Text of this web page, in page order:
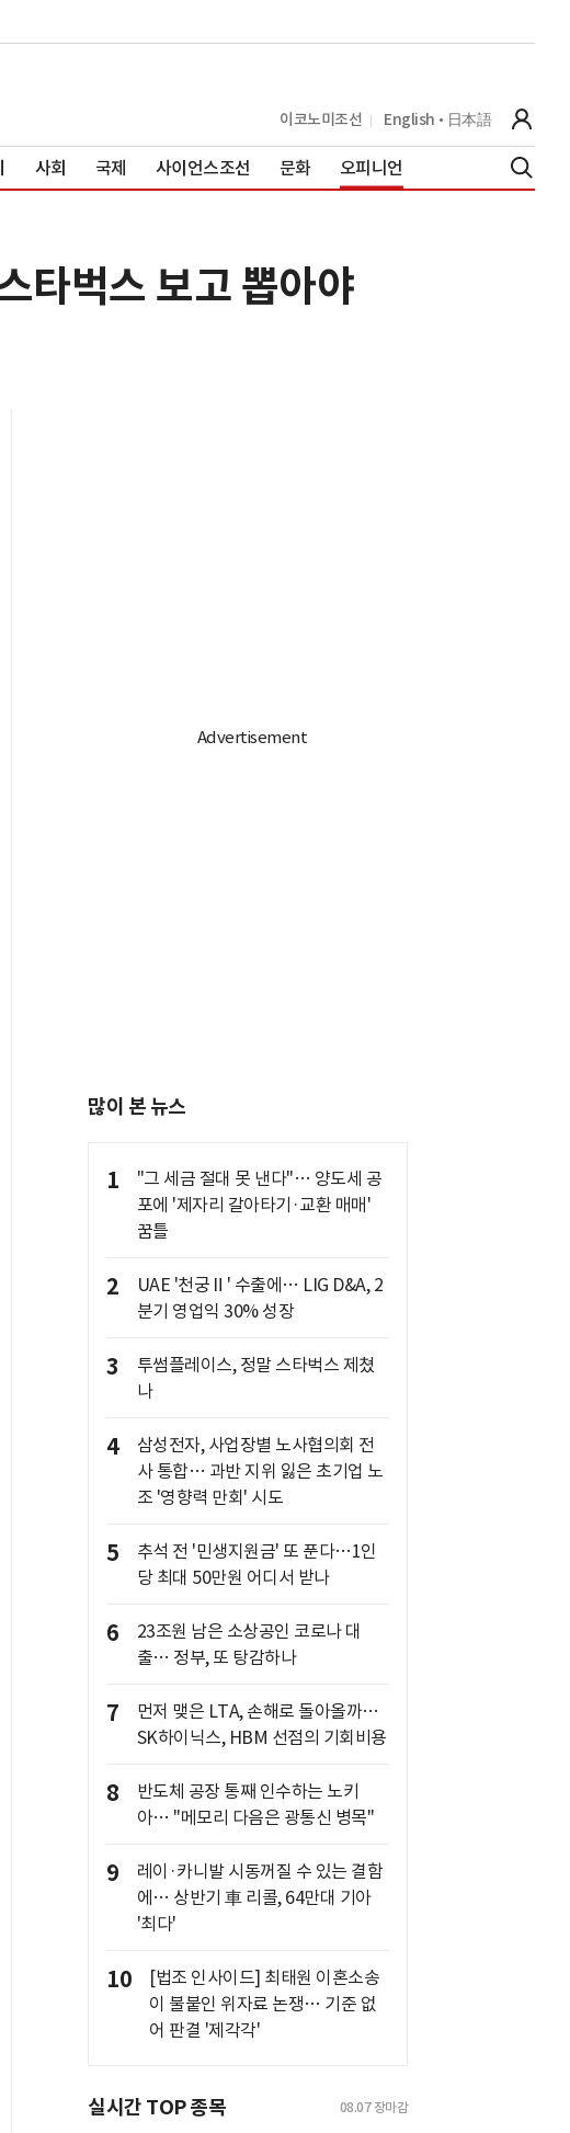
이코노미조선 English 日本語
사회 국제 사이언스조선 문화 오피니언
타벅스 보고 뽑아야
많이 본 뉴스
1
"그 세금 절대 못 낸다"… 양도세 공
포에 '제자리 갈아타기·교환 매매'
꿈틀
2
UAE '천궁Ⅱ' 수출에… LIG D&A, 2
분기 영업익 30% 성장
3
투썸플레이스, 정말 스타벅스 제쳤
나
4
삼성전자, 사업장별 노사협의회 전
사 통합… 과반 지위 잃은 초기업 노
조 '영향력 만회' 시도
5
추석 전 '민생지원금' 또 푼다…1인
당 최대 50만원 어디서 받나
6
23조원 남은 소상공인 코로나 대
출… 정부, 또 탕감하나
7
먼저 맺은 LTA, 손해로 돌아올까…
SK하이닉스, HBM 선점의 기회비용
8
반도체 공장 통째 인수하는 노키
아… "메모리 다음은 광통신 병목"
9
레이·카니발 시동꺼질 수 있는 결함
에… 상반기 車 리콜, 64만대 기아
'최다'
10
[법조 인사이드] 최태원 이혼소송
이 불붙인 위자료 논쟁… 기준 없
어 판결 '제각각'
실시간 TOP 종목 08.07 장마감